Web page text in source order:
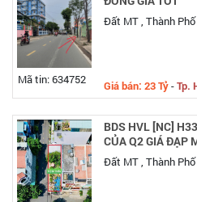
Mã tin: 634752
Đất MT , Thành
Giá bán: 23 Tỷ-Tp.
BDS HVL [NC]
CỦA Q2 GIÁ ĐẠP
Đất MT , Thành